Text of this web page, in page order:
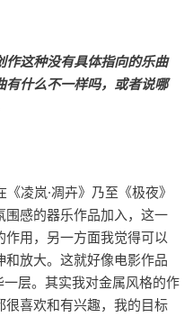
这种没有具体指向的乐曲
什么不一样吗，或者说哪
凌岚·凋卉》乃至《极夜》
感的器乐作品加入，这一
用，另一方面我觉得可以
放大。这就好像电影作品
层。其实我对金属风格的作
喜欢和有兴趣，我的目标